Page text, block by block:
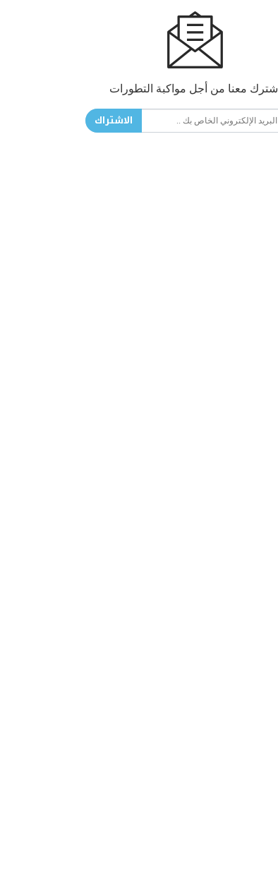
اشترك معنا من أجل مواكبة التطورات
الاشتراك